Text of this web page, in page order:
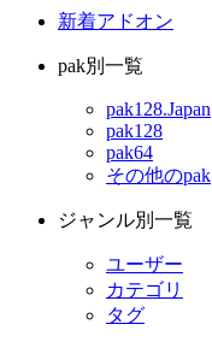
新着アドオン
pak別一覧
pak128.Japan
pak128
pak64
その他のpak
ジャンル別一覧
ユーザー
カテゴリ
タグ